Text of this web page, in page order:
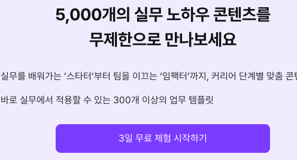
5,000개의 실무 노하우 콘텐츠를
무제한으로 만나보세요
실무를 배워가는 ‘스타터’부터 팀을 이끄는 ‘임팩터’까지, 커리어 단계별 맞춤 콘
바로 실무에서 적용할 수 있는 300개 이상의 업무 템플릿
3일 무료 체험 시작하기